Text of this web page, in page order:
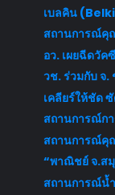
เบลคิน
สถานการณ์คุ
อว. เผยฉีดวั
วช. ร่วมกับ จ
เคลียร์ให้ชัด
สถานการณ์ก
สถานการณ์คุ
“พาณิชย์ จ.ส
สถานการณ์น้